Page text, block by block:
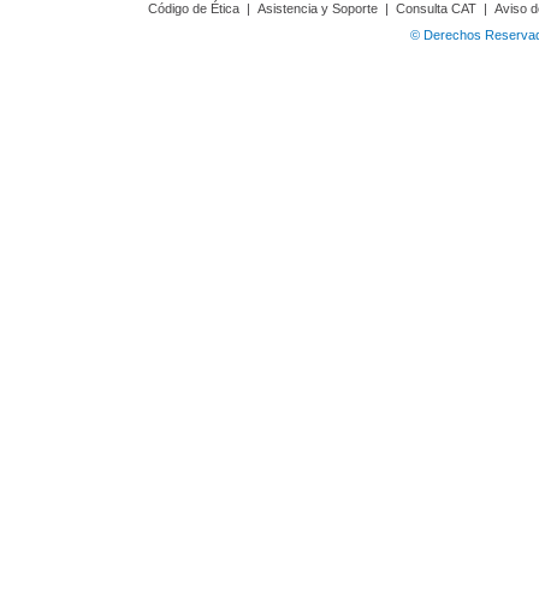
Código de Ética | Asistencia y Soporte | Consulta CAT | Aviso
© Derechos